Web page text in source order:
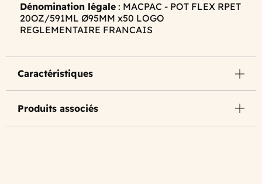
Dénomination légale : MACPAC - POT FLEX RPET
20OZ/591ML Ø95MM x50 LOGO
REGLEMENTAIRE FRANCAIS
Caractéristiques
Produits associés